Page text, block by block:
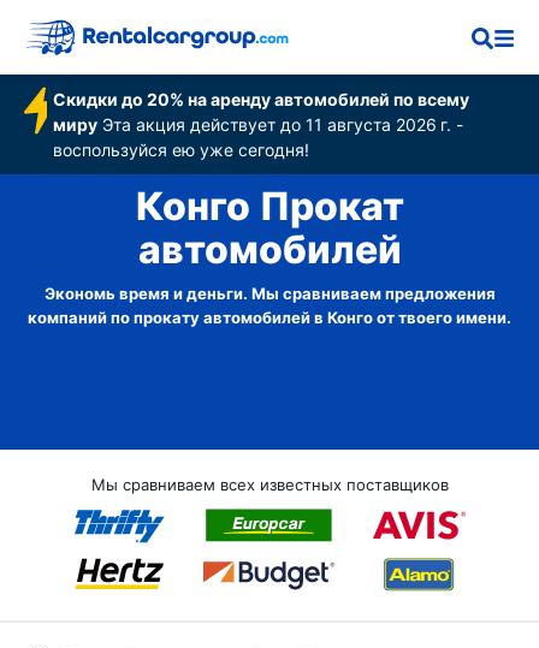
Скидки до 20% на аренду автомобилей по всему
мируЭта акция действует до 11 августа 2026 г. -
воспользуйся ею уже сегодня!
Конго Прокат
автомобилей
Экономь время и деньги. Мы сравниваем предложения
компаний по прокату автомобилей в Конго от твоего имени.
Мы сравниваем всех известных поставщиков